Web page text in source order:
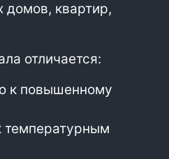
домов, квартир,
отличается:
к повышенному
температурным